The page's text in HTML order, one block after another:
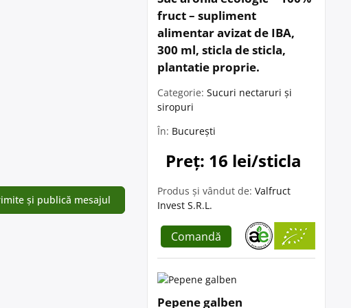
fruct – supliment
alimentar avizat de IBA,
300 ml, sticla de sticla,
plantatie proprie.
Categorie: Sucuri nectaruri și
siropuri
În: București
Preț: 16 lei/sticla
Produs și vândut de: Valfruct
Invest S.R.L.
Comandă
Pepene galben